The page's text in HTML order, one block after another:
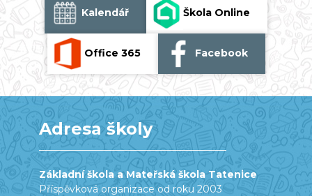
Kalendář Škola Online
Office 365 Facebook
Adresa školy
Základní škola a Mateřská škola Tatenice
Příspěvková organizace od roku 2003